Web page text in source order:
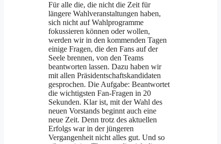
Für alle die, die nicht die Zeit für
längere Wahlveranstaltungen haben,
sich nicht auf Wahlprogramme
fokussieren können oder wollen,
werden wir in den kommenden Tagen
einige Fragen, die den Fans auf der
Seele brennen, von den Teams
beantworten lassen. Dazu haben wir
mit allen Präsidentschaftskandidaten
gesprochen. Die Aufgabe: Beantwortet
die wichtigsten Fan-Fragen in 20
Sekunden. Klar ist, mit der Wahl des
neuen Vorstands beginnt auch eine
neue Zeit. Denn trotz des aktuellen
Erfolgs war in der jüngeren
Vergangenheit nicht alles gut. Und so